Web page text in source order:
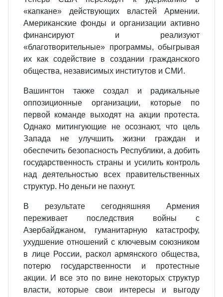
«капкане» действующих властей Армении.
Американские фонды и организации активно
финансируют и реализуют
«благотворительные» программы, обыгрывая
их как содействие в создании гражданского
общества, независимых институтов и СМИ.
Вашингтон также создал и радикальные
оппозиционные организации, которые по
первой команде выходят на акции протеста.
Однако митингующие не осознают, что цель
Запада не улучшить жизни граждан и
обеспечить безопасность Республики, а добить
государственность страны и усилить контроль
над деятельностью всех правительственных
структур. Но деньги не пахнут.
В результате сегодняшняя Армения
переживает последствия войны с
Азербайджаном, гуманитарную катастрофу,
ухудшение отношений с ключевым союзником
в лице России, раскол армянского общества,
потерю государственности и протестные
акции. И все это по вине некоторых структур
власти, которые свои интересы и выгоду